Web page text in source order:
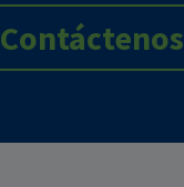
Contáctenos